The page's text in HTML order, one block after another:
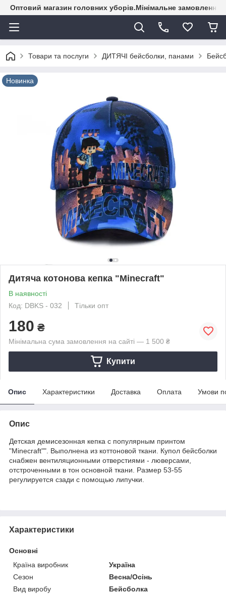
Оптовий магазин головних уборів.Мінімальне замовлення
Товари та послуги ДИТЯЧІ бейсболки, панами
Новинка
Дитяча котонова кепка "Minecraft"
В наявності
Код: DBKS - 032
Тільки опт
180 ₴
Мінімальна сума замовлення на сайті — 1 500 ₴
Купити
Опис Характеристики Доставка Оплата Умови
Опис
Детская демисезонная кепка с популярным принтом
"Minecraft"". Выполнена из коттоновой ткани. Купол бейсболки
снабжен вентиляционными отверстиями - люверсами,
отстроченными в тон основной ткани. Размер 53-55
регулируется сзади с помощью липучки.
Характеристики
Основні
Країна виробник
Україна
Сезон
Весна/Осінь
Вид виробу
Бейсболка